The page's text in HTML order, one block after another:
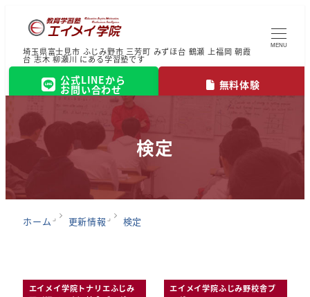
埼玉県富士見市 ふじみ野市 三芳町 みずほ台 鶴瀬 上福岡 朝霞
台 志木 柳瀬川 にある学習塾です
公式LINEから
お問い合わせ 無料体験
MENU
検定
ホーム 更新情報 検定
エイメイ学院トナリエふじみ
エイメイ学院ふじみ野校舎ブ